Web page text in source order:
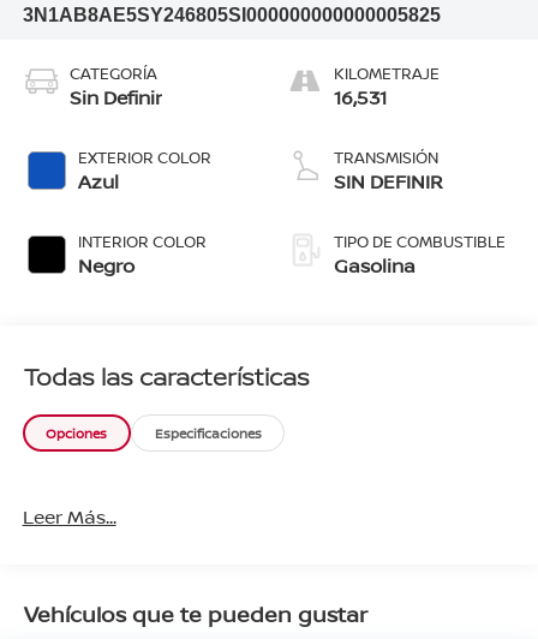
3N1AB8AE5SY246805SI000000000000005825
CATEGORÍA
Sin Definir
EXTERIOR COLOR
Azul
INTERIOR COLOR
Negro
KILOMETRAJE
16,531
TRANSMISIÓN
SIN DEFINIR
TIPO DE COMBUSTIBLE
Gasolina
Todas las características
Opciones Especificaciones
Leer Más...
Vehículos que te pueden gustar